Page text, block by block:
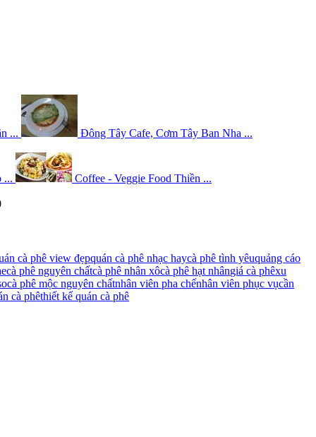
... Đông Tây Cafe, Cơm Tây Ban Nha ...
...
Coffee - Veggie Food Thiền ...
cà phê view đẹpquán cà phê nhạc haycà phê tình yêuquảng cáo
cà phê nguyên chấtcà phê nhân xôcà phê hạt nhângiá cà phêxu
cà phê mộc nguyên chấtnhân viên pha chếnhân viên phục vụcần
cà phêthiết kế quán cà phê